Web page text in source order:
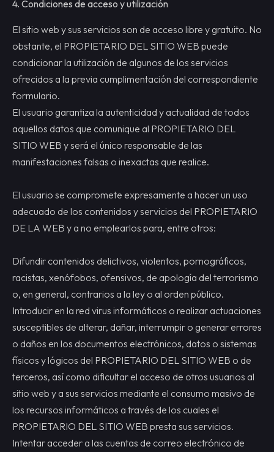
4. Condiciones de acceso y utilización
El sitio web y sus servicios son de acceso libre y gratuito. No
obstante, el PROPIETARIO DEL SITIO WEB puede
condicionar la utilización de algunos de los servicios
ofrecidos a la previa cumplimentación del correspondiente
formulario.
El usuario garantiza la autenticidad y actualidad de todos
aquellos datos que comunique al PROPIETARIO DEL
SITIO WEB y será el único responsable de las
manifestaciones falsas o inexactas que realice.
El usuario se compromete expresamente a hacer un uso
adecuado de los contenidos y servicios del PROPIETARIO
DE LA WEB y a no emplearlos para, entre otros:
Difundir contenidos delictivos, violentos, pornográficos,
racistas, xenófobos, ofensivos, de apología del terrorismo
o, en general, contrarios a la ley o al orden público.
Introducir en la red virus informáticos o realizar actuaciones
susceptibles de alterar, dañar, interrumpir o generar errores
o daños en los documentos electrónicos, datos o sistemas
físicos y lógicos del PROPIETARIO DEL SITIO WEB o de
terceros, así como dificultar el acceso de otros usuarios al
sitio web y a sus servicios mediante el consumo masivo de
los recursos informáticos a través de los cuales el
PROPIETARIO DEL SITIO WEB presta sus servicios.
Intentar acceder a las cuentas de correo electrónico de